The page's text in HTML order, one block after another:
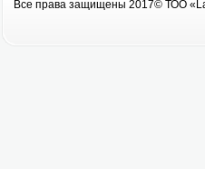
Все права защищены 2017© ТОО